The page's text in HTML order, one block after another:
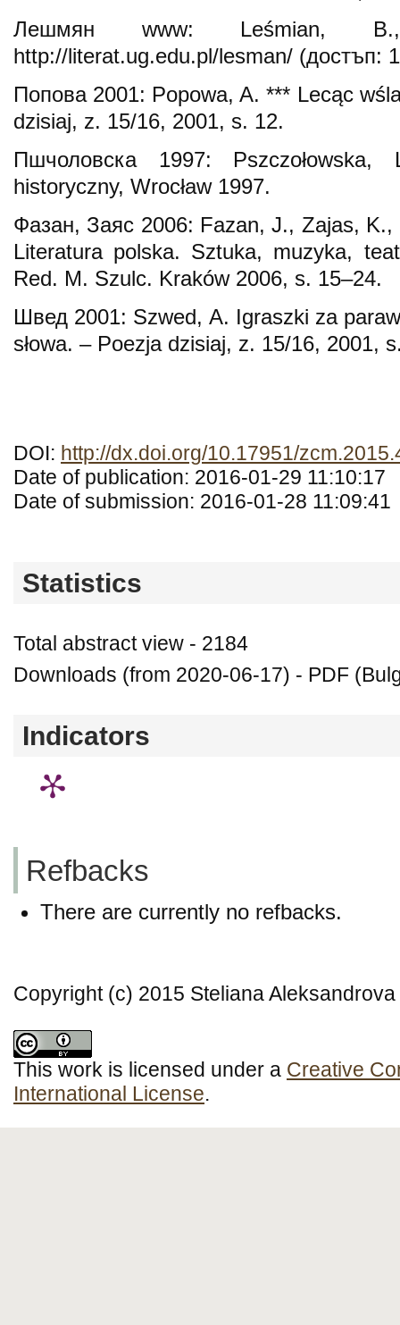
Лешмян www: Leśmian,
http://literat.ug.edu.pl/lesman/ (достъп:
Попова 2001: Popowa, A. *** Lecąc
dzisiaj, z. 15/16, 2001, s. 12.
Пшчоловска 1997:
historyczny, Wrocław 1997.
Фазан, Заяс 2006: Fazan, J., Zajas, K.,
Literatura polska. Sztuka, muzyka,
Red. M. Szulc. Kraków 2006, s. 15–24.
Швед 2001: Szwed, A. Igraszki za
słowa. – Poezja dzisiaj, z. 15/16, 2001,
DOI: http://dx.doi.org/10.17951/
Date of publication: 2016-01-29 11:10:17
Date of submission: 2016-01-28 11:09:41
Statistics
Total abstract view - 2184
Downloads (from 2020-06-17) - PDF
Indicators
Refbacks
There are currently no refbacks.
Copyright (c) 2015 Steliana Aleksandrova
This work is licensed under a Creative
International License.